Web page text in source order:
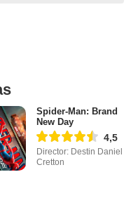
Spider-Man: Brand
New Day
4,5
Director: Destin Daniel
Cretton